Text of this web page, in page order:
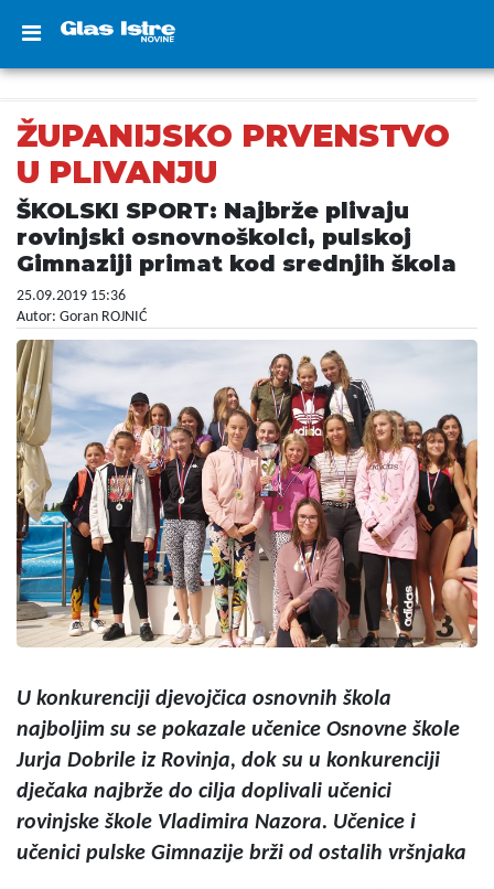
ŽUPANIJSKO PRVENSTVO
U PLIVANJU
ŠKOLSKI SPORT: Najbrže plivaju
rovinjski osnovnoškolci, pulskoj
Gimnaziji primat kod srednjih škola
25.09.2019 15:36
Autor: Goran ROJNIĆ
U konkurenciji djevojčica osnovnih škola
najboljim su se pokazale učenice Osnovne škole
Jurja Dobrile iz Rovinja, dok su u konkurenciji
dječaka najbrže do cilja doplivali učenici
rovinjske škole Vladimira Nazora. Učenice i
učenici pulske Gimnazije brži od ostalih vršnjaka